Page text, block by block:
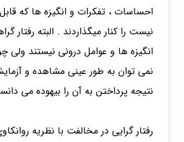
احساسات ، تفکرات و انگیزه ها که
نیست را کنار میگذاردند . البته رفتار
انگیزه ها و عوامل درونی نیستند ولی
نمی توان به طور عینی مشاهده و
نتیجه پرداختن به آن را بیهوده می
رفتار گرایی در مخالفت با نظریه